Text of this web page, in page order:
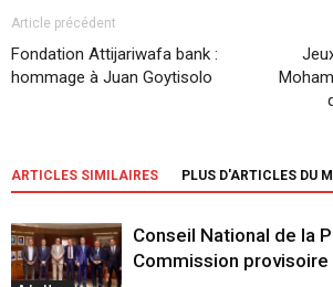
Article précédent
Fondation Attijariwafa bank :
hommage à Juan Goytisolo
ARTICLES SIMILAIRES PLUS D'ARTICLES DU
Conseil National de la
Commission